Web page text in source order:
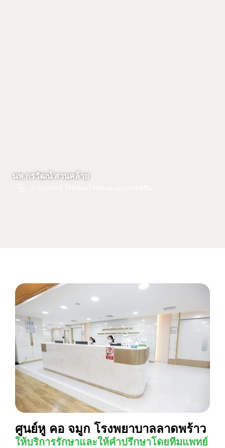
นพ.กรวัฒน์ สวนคล้าย
ศูนย์หู คอ จมูก โรงพยาบาลลาดพร้าว
ให้บริการรักษาและให้คำปรึกษาโดยทีมแพทย์